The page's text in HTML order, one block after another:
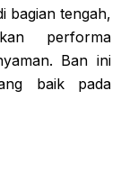
bagian tengah,
performa
Ban ini
baik pada